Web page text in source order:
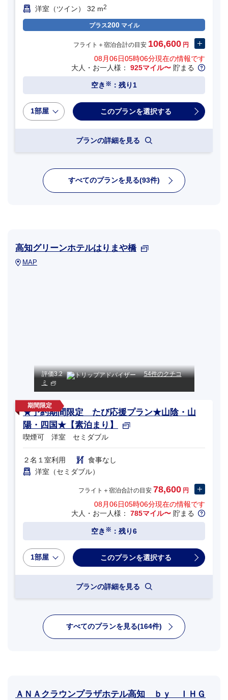
洋室（ツイン） 32 m2
プラス200マイル
フライト＋宿泊合計の目安 106,600 円
08月06日05時06分現在の情報です
大人・お一人様： 925マイル〜 貯まる
空き ※ ：残り1
1部屋
プランの詳細を見る
すべてのプランを見る(93件)
高知グリーンホテルはりまや橋
MAP
評価3.2
54件のクチコ
ミ
★予約期間限定 たび応援プラン★山陰・山
陽・四国★【素泊まり】
喫煙可 洋室 セミダブル
２名１室利用
食事なし
洋室（セミダブル）
フライト＋宿泊合計の目安 78,600 円
08月06日05時06分現在の情報です
大人・お一人様： 785マイル〜 貯まる
空き ※ ：残り6
1部屋
プランの詳細を見る
すべてのプランを見る(164件)
ＡＮＡクラウンプラザホテル高知 ｂｙ ＩＨＧ